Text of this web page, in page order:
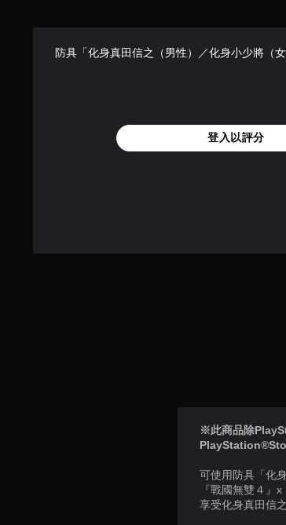
防具「化身真田信之（男性）／化身小少將（
登入以評分
※此商品除
可使用防具「化
『戰國無雙４』
享受化身真田信